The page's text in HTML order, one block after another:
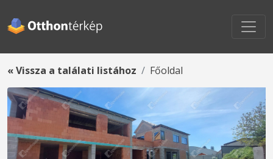
« Vissza a találati listához Főoldal